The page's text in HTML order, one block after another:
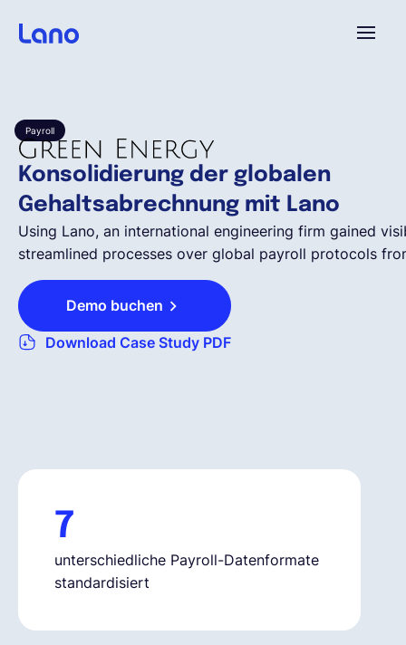
Payroll
Konsolidierung der globalen
Gehaltsabrechnung mit Lano
Using Lano, an international engineering firm gained
streamlined processes over global payroll protocols
Demo buchen
Download Case Study PDF
7
unterschiedliche Payroll-Datenformate
standardisiert
Warum Lano?
Preise
Ressourcen
Unternehmen
EOR & Payroll
Contractor Management